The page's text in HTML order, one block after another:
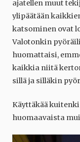
ajatellen muut
ylipäätään
katsominen ovat
Valotonkin
huomattaisi,
kaikkia niitä
sillä ja silläkin
Käyttäkää
huomaavaista